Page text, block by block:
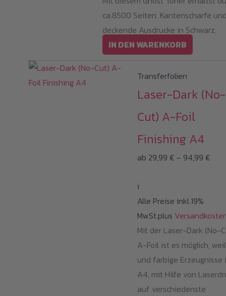
ca.8500 Seiten. Kantenscharfe
deckende Ausdrucke in Schwarz.
IN DEN WARENKORB
Transferfolien
Laser-Dark (No-
Cut) A-Foil
Finishing A4
ab 29,99 € – 94,99 €
i
Alle Preise inkl.19%
MwSt.plus
Mit der Laser-Dark (No-
A-Foil ist es möglich,
und farbige Erzeugnisse
A4, mit Hilfe von
auf verschiedenste